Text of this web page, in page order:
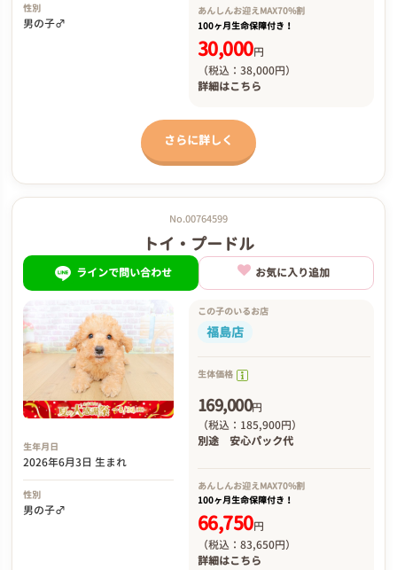
性別
男の子♂
あんしんお迎えMAX70%割
100ヶ月生命保障付き！
30,000円
（税込：38,000円）
詳細はこちら
さらに詳しく
No.00764599
トイ・プードル
ラインで問い合わせ お気に入り追加
生年月日
2026年6月3日 生まれ
性別
男の子♂
この子のいるお店
福島店
生体価格
169,000円
（税込：185,900円）
別途 安心パック代
あんしんお迎えMAX70%割
100ヶ月生命保障付き！
66,750円
（税込：83,650円）
詳細はこちら